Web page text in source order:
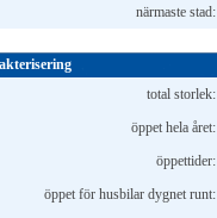
närmaste stad:
total storlek:
öppet hela året:
öppettider:
öppet för husbilar dygnet runt: